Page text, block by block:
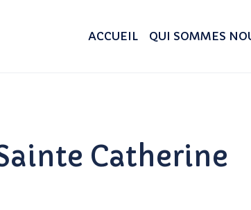
ACCUEIL QUI SOMMES
Catherine